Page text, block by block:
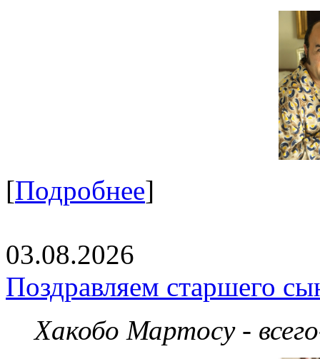
[Подробнее]
03.08.2026
Поздравляем старшего
Хакобо Мартосу -